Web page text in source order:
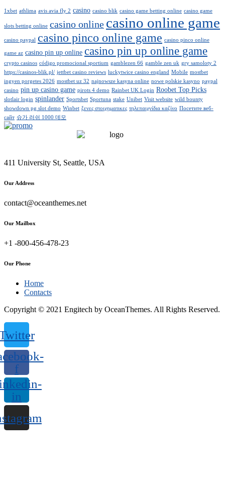
1xbet athlima avis avia fly 2 casino casino blik casino game betting online casino game
slots betting online casino online casino online game
casino paypal casino pinco online game casino pinco online
game az casino pin up online casino pin up online game
crypto casinos código promocional sportium gamblezen 66 gamble zen uk gry samoloty 2
https://casinos-blik.pl/ jettbet casino reviews luckytwice casino england Mobile mostbet
ingyen porgetes 2026 mostbet uz 32 najnowsze kasyna online nowe polskie kasyno paypal
casino pin up casino game pirots 4 demo Rainbet UK Login Roobet Top Picks
slotlair login spinlander Sportsbet Sportuna stake Unibet Visit website wild bounty
showdown pg slot demo Winbet ξενες στοιχηματικες τηλεπαιχνίδια καζίνο Посетите веб-
сайт 슈가 러쉬 1000 데모
411 University St, Seattle, USA
Our Address
contact@oceanthemes.net
Our Mailbox
+1 -800-456-478-23
Our Phone
Home
Contacts
Copyright © 2021 Engitech by OceanThemes. All Rights Reserved.
f
in